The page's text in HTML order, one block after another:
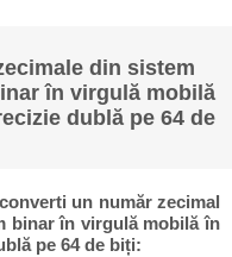
din sistem
în virgulă mobilă
dublă pe 64 de
un număr zecimal
binar în virgulă mobilă în
pe 64 de biți: